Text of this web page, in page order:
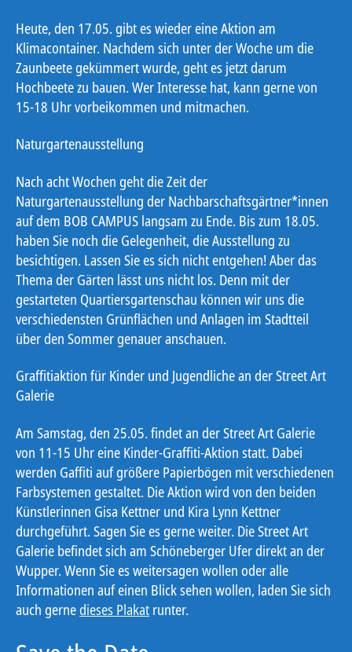
Heute, den 17.05. gibt es wieder eine Aktion am
Klimacontainer. Nachdem sich unter der Woche um die
Zaunbeete gekümmert wurde, geht es jetzt darum
Hochbeete zu bauen. Wer Interesse hat, kann gerne von
15-18 Uhr vorbeikommen und mitmachen.
Naturgartenausstellung
Nach acht Wochen geht die Zeit der
Naturgartenausstellung der Nachbarschaftsgärtner*innen
auf dem BOB CAMPUS langsam zu Ende. Bis zum 18.05.
haben Sie noch die Gelegenheit, die Ausstellung zu
besichtigen. Lassen Sie es sich nicht entgehen! Aber das
Thema der Gärten lässt uns nicht los. Denn mit der
gestarteten Quartiersgartenschau können wir uns die
verschiedensten Grünflächen und Anlagen im Stadtteil
über den Sommer genauer anschauen.
Graffitiaktion für Kinder und Jugendliche an der Street Art
Galerie
Am Samstag, den 25.05. findet an der Street Art Galerie
von 11-15 Uhr eine Kinder-Graffiti-Aktion statt. Dabei
werden Gaffiti auf größere Papierbögen mit verschiedenen
Farbsystemen gestaltet. Die Aktion wird von den beiden
Künstlerinnen Gisa Kettner und Kira Lynn Kettner
durchgeführt. Sagen Sie es gerne weiter. Die Street Art
Galerie befindet sich am Schöneberger Ufer direkt an der
Wupper. Wenn Sie es weitersagen wollen oder alle
Informationen auf einen Blick sehen wollen, laden Sie sich
auch gernedieses Plakat runter.